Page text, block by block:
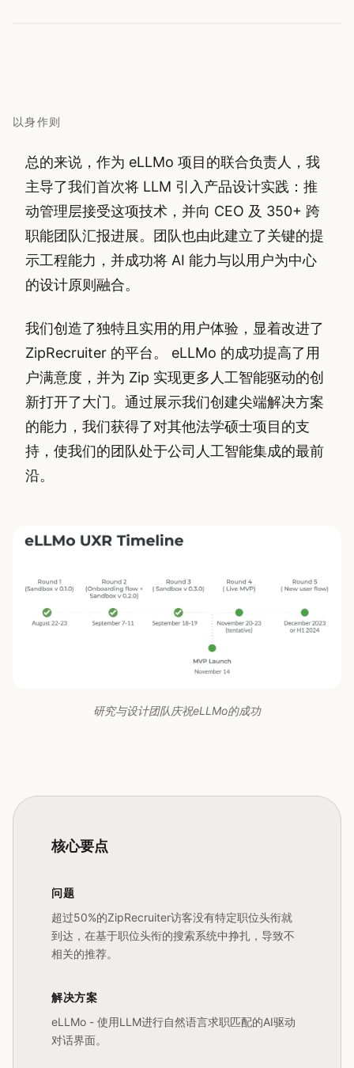
以身作则
总的来说，作为 eLLMo 项目的联合负责人，我
主导了我们首次将 LLM 引入产品设计实践：推
动管理层接受这项技术，并向 CEO 及 350+ 跨
职能团队汇报进展。团队也由此建立了关键的提
示工程能力，并成功将 AI 能力与以用户为中心
的设计原则融合。
我们创造了独特且实用的用户体验，显着改进了
ZipRecruiter 的平台。 eLLMo 的成功提高了用
户满意度，并为 Zip 实现更多人工智能驱动的创
新打开了大门。通过展示我们创建尖端解决方案
的能力，我们获得了对其他法学硕士项目的支
持，使我们的团队处于公司人工智能集成的最前
沿。
研究与设计团队庆祝eLLMo的成功
核心要点
问题
超过50%的ZipRecruiter访客没有特定职位头衔就
到达，在基于职位头衔的搜索系统中挣扎，导致不
相关的推荐。
解决方案
eLLMo - 使用LLM进行自然语言求职匹配的AI驱动
对话界面。